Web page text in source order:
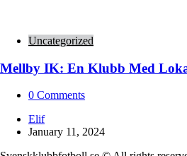
Uncategorized
Mellby IK: En Klubb Med
0 Comments
Posted
by
Elif
January 11, 2024